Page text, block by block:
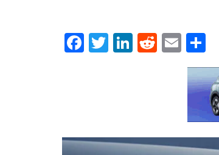
Facebook
Twitter
LinkedIn
Reddit
Email